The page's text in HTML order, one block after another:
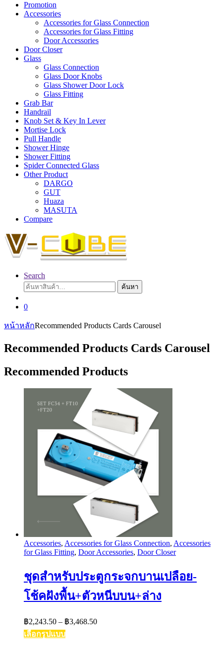
Promotion
Accessories
Accessories for Glass Connection
Accessories for Glass Fitting
Door Accessories
Door Closer
Glass
Glass Connection
Glass Door Knobs
Glass Shower Door Lock
Glass Fitting
Grab Bar
Handrail
Knob Set & Key In Lever
Mortise Lock
Pull Handle
Shower Hinge
Shower Fitting
Spider Connected Glass
Other Product
DARGO
GUT
Huaza
MASUTA
Compare
Search
ค้นหา:
ค้นหา
0
หน้าหลักRecommended Products Cards Carousel
Recommended Products Cards Carousel
Recommended Products
Accessories, Accessories for Glass Connection, Accessories
for Glass Fitting, Door Accessories, Door Closer
ชุดสำหรับประตูกระจกบานเปลือย-
โช้คฝังพื้น+ตัวหนีบบน+ล่าง
฿2,243.50 – ฿3,468.50Price
เลือกรูปแบบ